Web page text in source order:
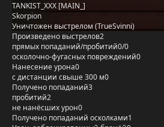
TANKIST_XXX [MAIN_]
Skorpion
Уничтожен выстрелом (TrueSvinni)
Произведено выстрелов2
прямых попаданий/пробитий0/0
осколочно-фугасных повреждений0
Нанесение урона0
с дистанции свыше 300 м0
Получено попаданий3
пробитий2
не нанёсших урон0
Получено попаданий осколками1